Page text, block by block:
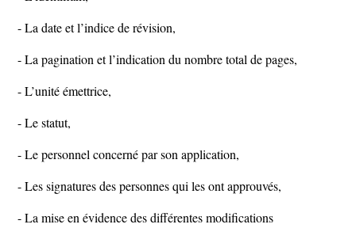
- La date et l’indice de révision,
- La pagination et l’indication du nombre total de pages,
- L’unité émettrice,
- Le statut,
- Le personnel concerné par son application,
- Les signatures des personnes qui les ont approuvés,
- La mise en évidence des différentes modifications